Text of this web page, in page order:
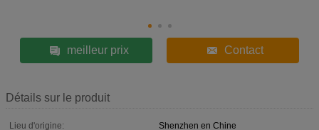
meilleur prix Contact
Détails sur le produit
Lieu d'origine:
Shenzhen en Chine